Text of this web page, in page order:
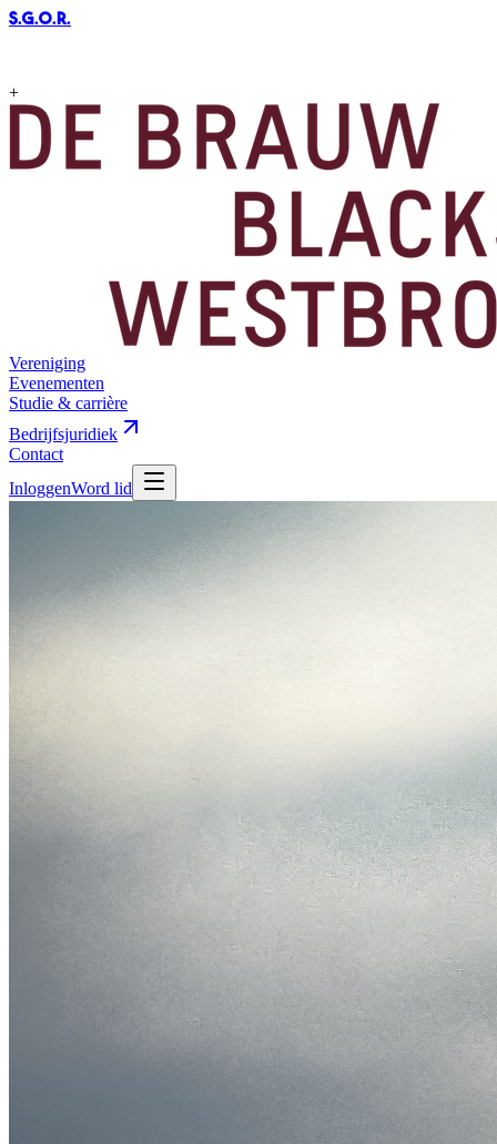
S.G.O.R.
+
Vereniging
Evenementen
Studie & carrière
Bedrijfsjuridiek
Contact
InloggenWord lid